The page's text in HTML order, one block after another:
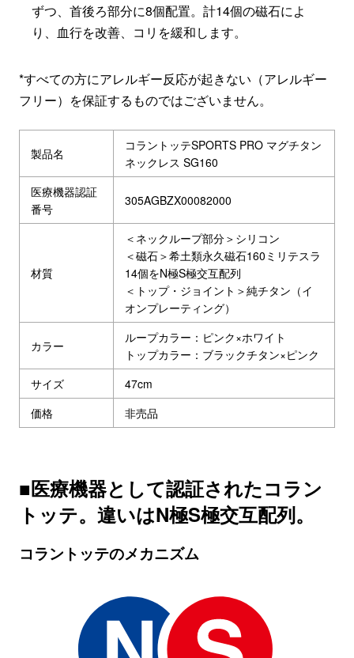
ずつ、首後ろ部分に8個配置。計14個の磁石によ
り、血行を改善、コリを緩和します。
*すべての方にアレルギー反応が起きない（アレルギー
フリー）を保証するものではございません。
製品名
コラントッテSPORTS PRO マグチタン
ネックレス SG160
医療機器認証
番号
305AGBZX00082000
材質
＜ネックループ部分＞シリコン
＜磁石＞希土類永久磁石160ミリテスラ
14個をN極S極交互配列
＜トップ・ジョイント＞純チタン（イ
オンプレーティング）
カラー
ループカラー：ピンク×ホワイト
トップカラー：ブラックチタン×ピンク
サイズ
47cm
価格
非売品
■医療機器として認証されたコラン
トッテ。違いはN極S極交互配列。
コラントッテのメカニズム